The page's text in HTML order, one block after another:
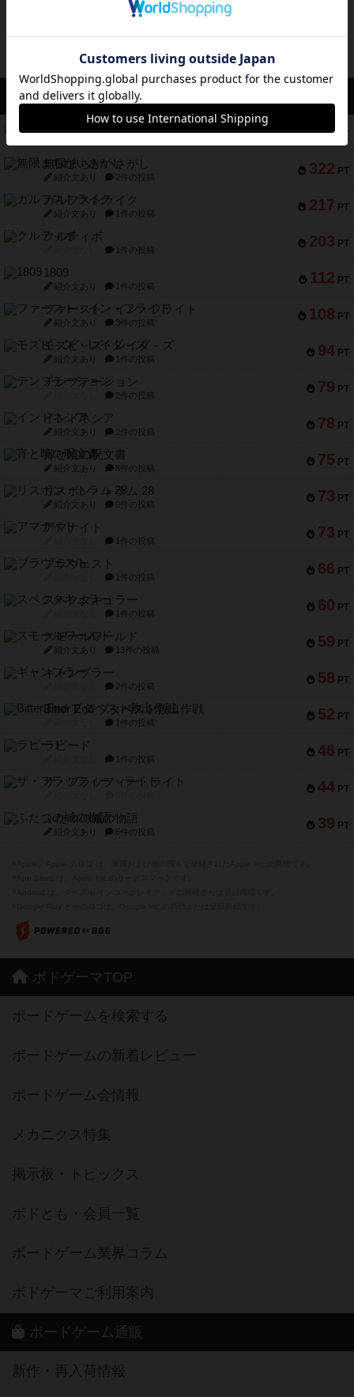
アクセス数 急上昇中
340 PT
322 PT
無限まちがいさがし
紹介文あり 2件の投稿
217 PT
ガルフストライク
紹介文あり 1件の投稿
203 PT
クルティボ
1件の投稿
112 PT
1809
紹介文あり 1件の投稿
108 PT
ファースト・イン・フライト
紹介文あり 3件の投稿
94 PT
モズビ－ズ・レイダ－ズ
紹介文あり 1件の投稿
79 PT
テンプテーション
2件の投稿
78 PT
インドネシア
紹介文あり 2件の投稿
75 PT
宵と暁の呪文書
紹介文あり 8件の投稿
73 PT
リスボン・トラム 28
紹介文あり 9件の投稿
73 PT
アマナイト
1件の投稿
66 PT
ブラヴェスト
1件の投稿
60 PT
スペクタキュラー
1件の投稿
59 PT
スモールワールド
紹介文あり 13件の投稿
58 PT
ギャンブラー
2件の投稿
52 PT
Bitter End ブタペスト救出作戦
1件の投稿
46 PT
ラピード
1件の投稿
44 PT
ザ・フラッフィー・ライト
39 PT
ふたつの城の物語
紹介文あり 6件の投稿
ボドゲーマTOP
ボードゲームを検索する
ボードゲームの新着レビュー
ボードゲーム会情報
メカニクス特集
掲示板・トピックス
ボドとも・会員一覧
ボードゲーム業界コラム
ボドゲーマご利用案内
ボードゲーム通販
新作・再入荷情報